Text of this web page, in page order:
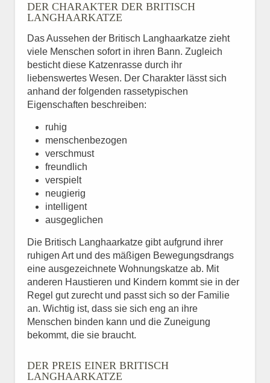
DER CHARAKTER DER BRITISCH
LANGHAARKATZE
Das Aussehen der Britisch Langhaarkatze zieht
viele Menschen sofort in ihren Bann. Zugleich
besticht diese Katzenrasse durch ihr
liebenswertes Wesen. Der Charakter lässt sich
anhand der folgenden rassetypischen
Eigenschaften beschreiben:
ruhig
menschenbezogen
verschmust
freundlich
verspielt
neugierig
intelligent
ausgeglichen
Die Britisch Langhaarkatze gibt aufgrund ihrer
ruhigen Art und des mäßigen Bewegungsdrangs
eine ausgezeichnete Wohnungskatze ab. Mit
anderen Haustieren und Kindern kommt sie in der
Regel gut zurecht und passt sich so der Familie
an. Wichtig ist, dass sie sich eng an ihre
Menschen binden kann und die Zuneigung
bekommt, die sie braucht.
DER PREIS EINER BRITISCH
LANGHAARKATZE